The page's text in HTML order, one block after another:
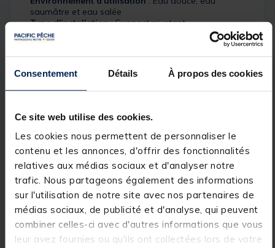
Consentement Détails À propos des cookies
Ce site web utilise des cookies.
Les cookies nous permettent de personnaliser le
contenu et les annonces, d'offrir des fonctionnalités
relatives aux médias sociaux et d'analyser notre
trafic. Nous partageons également des informations
sur l'utilisation de notre site avec nos partenaires de
médias sociaux, de publicité et d'analyse, qui peuvent
combiner celles-ci avec d'autres informations que vous
leur avez fournies ou qu'ils ont collectées lors de votre
saumâtre et eau salée
Type d'installation: Support pivotant
Poussée maximale
100 lb (ISO 13342) avec hélice haute performance en
80 lb (ISO 13342) avec hélice haute performance en
24 V
Direction électrique: Oui
Compas électronique intégré
: Oui
GPS intégré: Oui (GPS double fréquence)
Garantie: 3 ans + garantie limitée à vie sur l’arbre
Résistance à l’eau: IPX7
Emplacement de montage
: Proue
Télécommande sans fil : Oui (incluse)
Compatible avec les pédales: Oui
Indicateur de batterie: Oui
Contrôle de vitesse variable
: Oui (20 pas)
Indicateur de direction à voyant : Oui
Contrôle depuis votre quatix : Oui